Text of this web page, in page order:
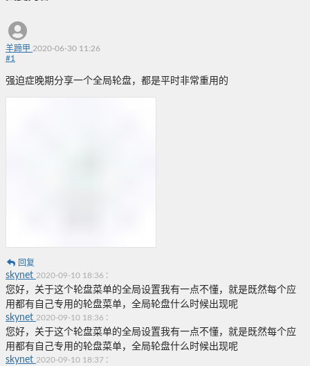
羊蹄甲 2020-06-30 11:26
#1
强迫症晚期分享一个全局轮盘，都是平时非常重用的
回复
skynet 2020-09-10 18:36 :
您好，关于这个轮盘菜单的全局设置我有一点不懂，就是既然每个应
用都有自己专用的轮盘菜单，全局轮盘什么时候出现呢
skynet 2020-09-10 18:36 :
您好，关于这个轮盘菜单的全局设置我有一点不懂，就是既然每个应
用都有自己专用的轮盘菜单，全局轮盘什么时候出现呢
skynet 2020-09-10 18:37 :